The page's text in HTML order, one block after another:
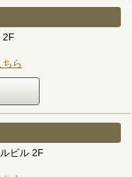
2F
ら
ビル 2F